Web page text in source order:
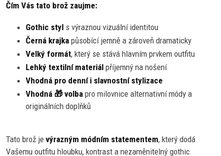
Čím Vás tato brož zaujme:
Gothic styl s výraznou vizuální identitou
Černá krajka působící jemně a zároveň dramaticky
Velký formát, který se stává hlavním prvkem outfitu
Lehký textilní materiál příjemný na nošení
Vhodná pro denní i slavnostní stylizace
Vhodná 🎁 volba pro milovnice alternativní módy a
originálních doplňků
Tato brož je výrazným módním statementem, který dodá
Vašemu outfitu hloubku, kontrast a nezaměnitelný gothic